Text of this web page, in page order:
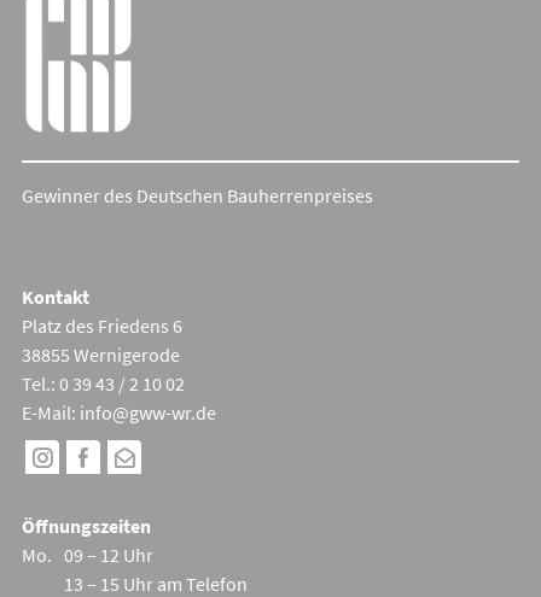
Gewinner des Deutschen Bauherrenpreises
Kontakt
Platz des Friedens 6
38855 Wernigerode
Tel.: 0 39 43 / 2 10 02
E-Mail: info@gww-wr.de
Öffnungszeiten
Mo. 09 – 12 Uhr
13 – 15 Uhr am Telefon